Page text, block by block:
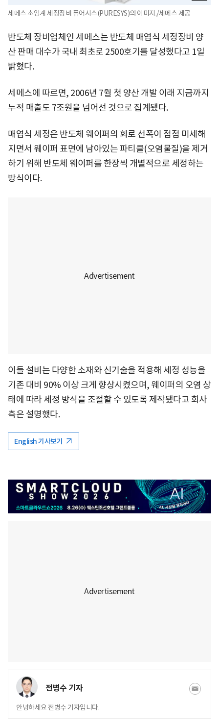
세메스 초임계 세정장비 퓨어시스(PURESYS)의 이미지./세메스 제공
반도체 장비업체인 세메스는 반도체 매엽식 세정장비 양
산 판매 대수가 국내 최초로 2500호기를 달성했다고 1일
밝혔다.
세메스에 따르면, 2006년 7월 첫 양산 개발 이래 지금까지
누적 매출도 7조원을 넘어선 것으로 집계됐다.
매엽식 세정은 반도체 웨이퍼의 회로 선폭이 점점 미세해
지면서 웨이퍼 표면에 남아있는 파티클(오염물질)을 제거
하기 위해 반도체 웨이퍼를 한장씩 개별적으로 세정하는
방식이다.
이들 설비는 다양한 소재와 신기술을 적용해 세정 성능을
기존 대비 90% 이상 크게 향상시켰으며, 웨이퍼의 오염 상
태에 따라 세정 방식을 조절할 수 있도록 제작됐다고 회사
측은 설명했다.
English 기사보기
전병수 기자
안녕하세요 전병수 기자입니다.